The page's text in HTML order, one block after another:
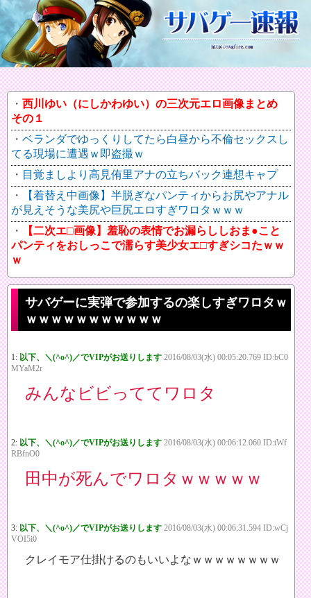
西川ゆい（にしかわゆい）の三次元エロ画像まとめ
その１
ベランダでゆっくりしてたら白昼から不倫セックスし
てる現場に遭遇ｗ即盗撮ｗ
目覚ましより高見侑里アナの立ちバック連想キャプ
【着替え中画像】半脱ぎなパンティからお尻やアナル
が見えそうな美尻や巨尻エロすぎワロタｗｗｗ
【二次エ□画像】羞恥の表情でお漏らししおま●こと
パンティをおしっこで濡らす美少女エ□すぎシコたｗｗ
ｗ
サバゲーに実弾で参加するの楽しすぎワロタｗ
ｗｗｗｗｗｗｗｗｗｗｗ
1: 以下、＼(^o^)／でVIPがお送りします 2016/08/03(水) 00:05:20.769 ID:bC0
MYaM2r
みんなビビっててワロタ
2: 以下、＼(^o^)／でVIPがお送りします 2016/08/03(水) 00:06:12.060 ID:tWf
RBfnO0
田中が死んでワロタｗｗｗｗｗ
3: 以下、＼(^o^)／でVIPがお送りします 2016/08/03(水) 00:06:31.594 ID:wCj
VOI5i0
クレイモア仕掛けるのもいいよなｗｗｗｗｗｗｗｗ